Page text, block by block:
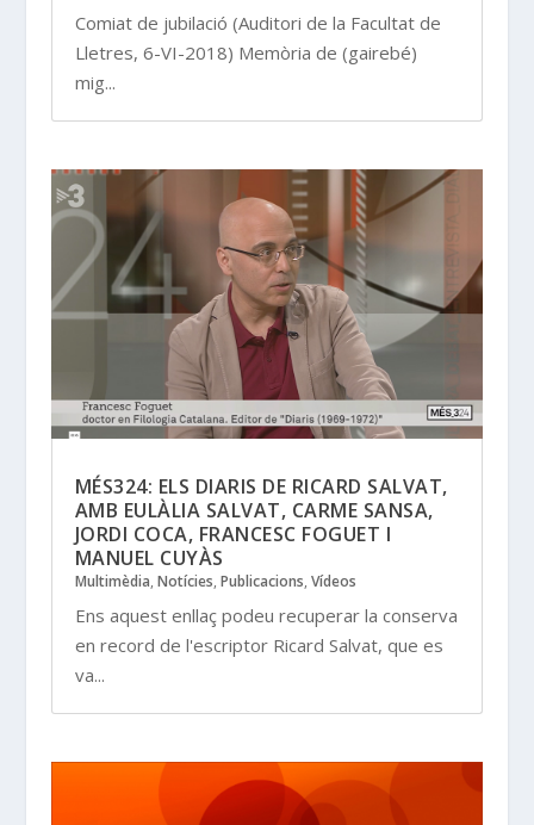
Comiat de jubilació (Auditori de la Facultat de
Lletres, 6-VI-2018) Memòria de (gairebé)
mig...
MÉS324: ELS DIARIS DE RICARD SALVAT,
AMB EULÀLIA SALVAT, CARME SANSA,
JORDI COCA, FRANCESC FOGUET I
MANUEL CUYÀS
Multimèdia, Notícies, Publicacions, Vídeos
Ens aquest enllaç podeu recuperar la conserva
en record de l'escriptor Ricard Salvat, que es
va...